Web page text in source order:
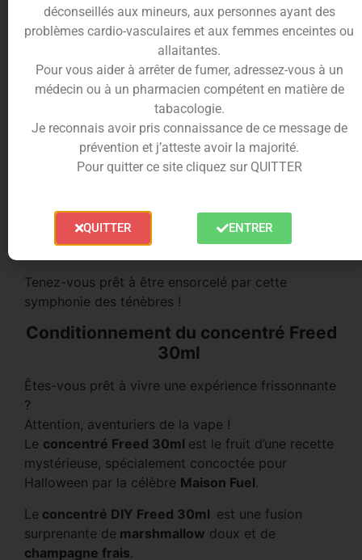
30ml.
concentré DIY Freedest un sortilège captivant
de marshmallowdoux et dechampagnefrais.
L’enchantement sucré dumarshmallow se fond
champagne,créant une
expérience de vapotage qui hante les sens.
Sous le voile de la nuit,Maison Fuel a invoqué un
concentré DIYmystérieux qui évoque à la fois la
concentré Freed 30ml
est une potion
audacieuse, révélant des saveurs qui n’avaient
jamais hanté le monde de la vape auparavant.
Tenez-vous prêt à être ensorcelé par cette
symphonie des ténèbres !
Conditionnement du concentré Freed
30ml
Êtes-vous prêt à vivre une expérience frissonnante
?
Attention, aventuriers de la vape !
Le concentré Freed 30ml est le fruit d’une recette
mystérieuse, spécialement concoctée pour
Halloween par la célèbre Maison Fuel.
Le concentré DIY Freed 30ml est une fusion
surprenante de marshmallow doux et de
champagne frais.
déconseillés aux mineurs, aux personnes ayant des
problèmes cardio-vasculaires et aux femmes enceintes ou
allaitantes.
Pour vous aider à arrêter de fumer, adressez-vous à un
médecin ou à un pharmacien compétent en matière de
tabacologie.
Je reconnais avoir pris connaissance de ce message de
prévention et j’atteste avoir la majorité.
Pour quitter ce site cliquez sur QUITTER
QUITTER ENTRER